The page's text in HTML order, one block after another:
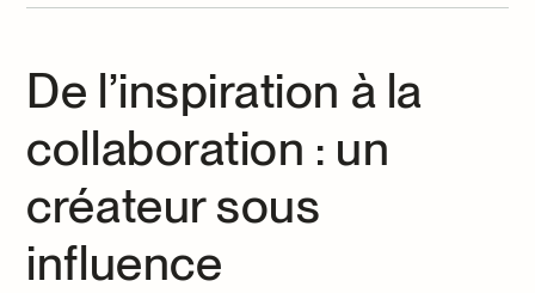
De l’inspiration à la
collaboration : un
créateur sous
influence